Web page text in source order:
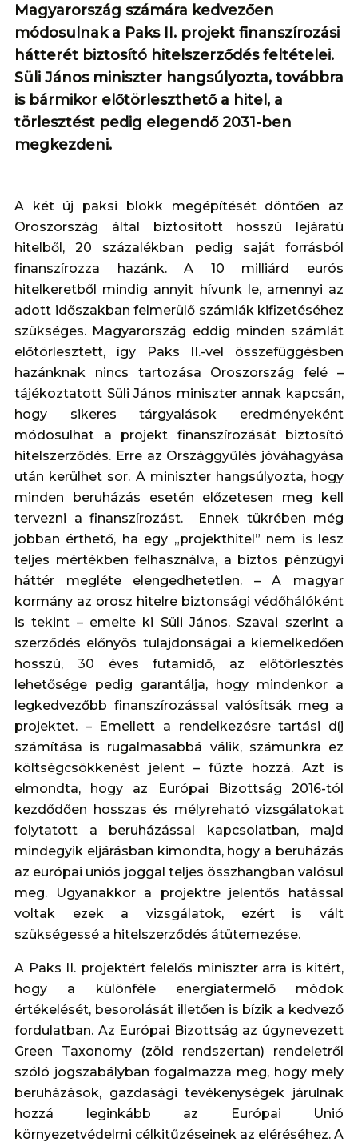
Magyarország számára kedvezően
módosulnak a Paks II. projekt finanszírozási
hátterét biztosító hitelszerződés feltételei.
Süli János miniszter hangsúlyozta, továbbra
is bármikor előtörleszthető a hitel, a
törlesztést pedig elegendő 2031-ben
megkezdeni.
A két új paksi blokk megépítését döntően az
Oroszország által biztosított hosszú lejáratú
hitelből, 20 százalékban pedig saját forrásból
finanszírozza hazánk. A 10 milliárd eurós
hitelkeretből mindig annyit hívunk le, amennyi az
adott időszakban felmerülő számlák kifizetéséhez
szükséges. Magyarország eddig minden számlát
előtörlesztett, így Paks II.-vel összefüggésben
hazánknak nincs tartozása Oroszország felé –
tájékoztatott Süli János miniszter annak kapcsán,
hogy sikeres tárgyalások eredményeként
módosulhat a projekt finanszírozását biztosító
hitelszerződés. Erre az Országgyűlés jóváhagyása
után kerülhet sor. A miniszter hangsúlyozta, hogy
minden beruházás esetén előzetesen meg kell
tervezni a finanszírozást. Ennek tükrében még
jobban érthető, ha egy „projekthitel” nem is lesz
teljes mértékben felhasználva, a biztos pénzügyi
háttér megléte elengedhetetlen. – A magyar
kormány az orosz hitelre biztonsági védőhálóként
is tekint – emelte ki Süli János. Szavai szerint a
szerződés előnyös tulajdonságai a kiemelkedően
hosszú, 30 éves futamidő, az előtörlesztés
lehetősége pedig garantálja, hogy mindenkor a
legkedvezőbb finanszírozással valósítsák meg a
projektet. – Emellett a rendelkezésre tartási díj
számítása is rugalmasabbá válik, számunkra ez
költségcsökkenést jelent – fűzte hozzá. Azt is
elmondta, hogy az Európai Bizottság 2016-tól
kezdődően hosszas és mélyreható vizsgálatokat
folytatott a beruházással kapcsolatban, majd
mindegyik eljárásban kimondta, hogy a beruházás
az európai uniós joggal teljes összhangban valósul
meg. Ugyanakkor a projektre jelentős hatással
voltak ezek a vizsgálatok, ezért is vált
szükségessé a hitelszerződés átütemezése.
A Paks II. projektért felelős miniszter arra is kitért,
hogy a különféle energiatermelő módok
értékelését, besorolását illetően is bízik a kedvező
fordulatban. Az Európai Bizottság az úgynevezett
Green Taxonomy (zöld rendszertan) rendeletről
szóló jogszabályban fogalmazza meg, hogy mely
beruházások, gazdasági tevékenységek járulnak
hozzá leginkább az Európai Unió
környezetvédelmi célkitűzéseinek az eléréséhez. A